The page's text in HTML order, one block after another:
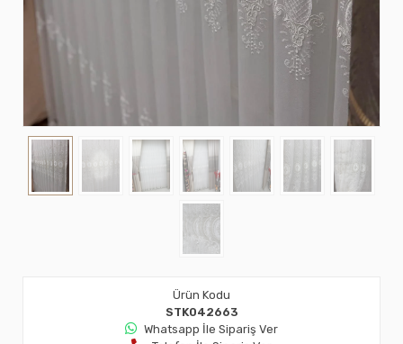
Ürün Kodu
STK042663
Whatsapp İle Sipariş Ver